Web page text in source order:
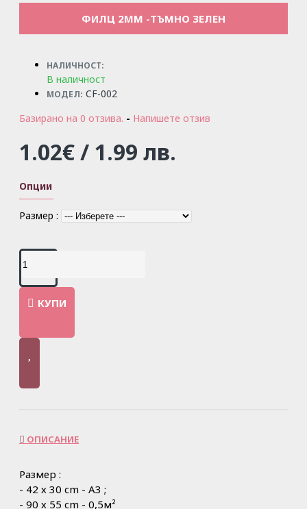
ФИЛЦ 2MM -ТЪМНО ЗЕЛЕН
НАЛИЧНОСТ:
В наличност
МОДЕЛ: CF-002
Базирано на 0 отзива. - Напишете отзив
1.02€ / 1.99 лв.
Опции
Размер :
КУПИ
ОПИСАНИЕ
Размер :
- 42 х 30 cm - A3 ;
- 90 х 55 cm - 0,5м²